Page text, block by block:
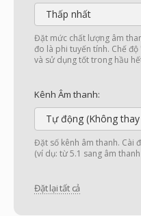
Thấp nhất
Đặt mức chất lượng âm
đo là phi tuyến tính. Chế
và sử dụng tốt trong hầu
Kênh Âm thanh:
Tự động (Không
Đặt số kênh âm thanh. Cài
(ví dụ: từ 5.1 sang âm thanh
Đặt lại tất cả